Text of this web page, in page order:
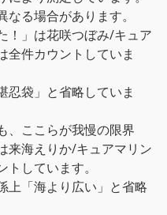
る場合があります。
！」は花咲つぼみ/キュア
全件カウントしていま
忍袋」と省略していま
、ここらが我慢の限界
来海えりか/キュアマリン
しています。
上「海より広い」と省略